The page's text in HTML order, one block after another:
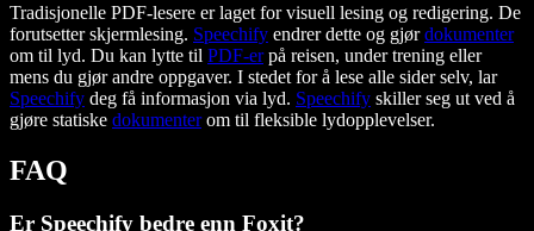
Tradisjonelle PDF-lesere er laget for visuell lesing og redigering. De
forutsetter skjermlesing. Speechify endrer dette og gjørdokumenter
om til lyd. Du kan lytte til PDF-erpå reisen, under trening eller
mens du gjør andre oppgaver. I stedet for å lese alle sider selv, lar
Speechify deg få informasjon via lyd. Speechify skiller seg ut ved å
gjøre statiske dokumenterom til fleksible lydopplevelser.
FAQ
Er Speechify bedre enn Foxit?